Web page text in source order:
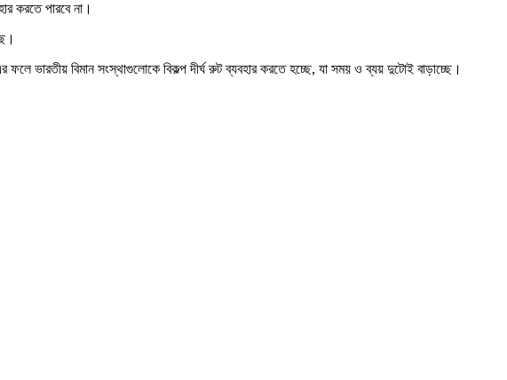
করতে পারবে না।
ভারতীয় বিমান সংস্থাগুলোকে বিকল্প দীর্ঘ রুট ব্যবহার করতে হচ্ছে, যা সময় ও ব্যয় দুটোই বাড়াচ্ছে।